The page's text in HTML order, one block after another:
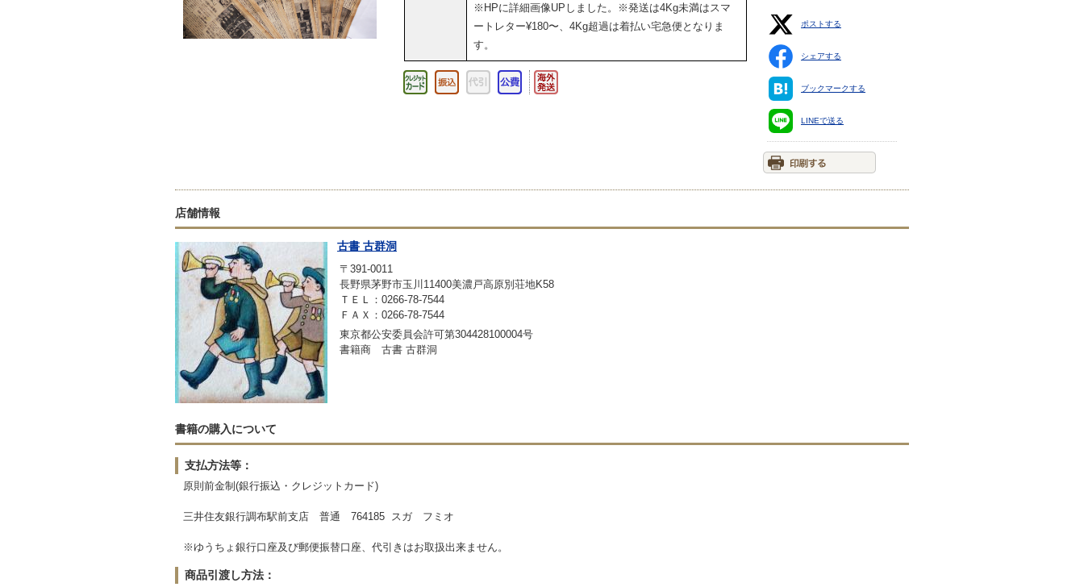
※HPに詳細画像UPしました。※発送は4Kg未満はスマ
ートレター¥180〜、4Kg超過は着払い宅急便となりま
す。
ポストする
シェアする
ブックマークする
LINEで送る
店舗情報
古書 古群洞
〒391-0011
長野県茅野市玉川11400美濃戸高原別荘地K58
ＴＥＬ：0266-78-7544
ＦＡＸ：0266-78-7544
東京都公安委員会許可第304428100004号
書籍商 古書 古群洞
書籍の購入について
支払方法等：
原則前金制(銀行振込・クレジットカード)
三井住友銀行調布駅前支店 普通 764185 スガ フミオ
※ゆうちょ銀行口座及び郵便振替口座、代引きはお取扱出来ません。
商品引渡し方法：